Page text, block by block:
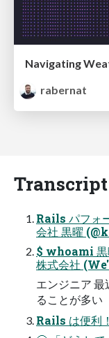
Navigating
rabernat
Transcript
Rails パフォ
会社 黒曜
$ whoami
株式会社
エンジニア
ることが多い
Rails は便利！